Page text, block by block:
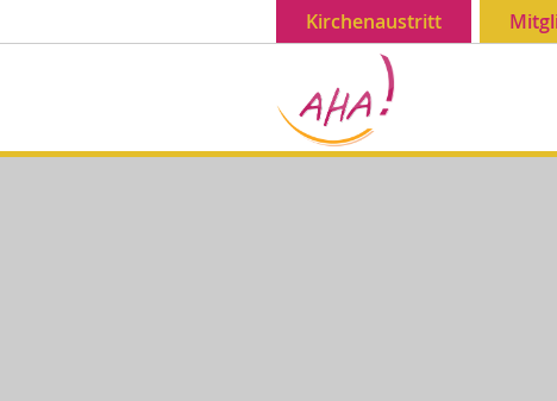
Kirchenaustritt